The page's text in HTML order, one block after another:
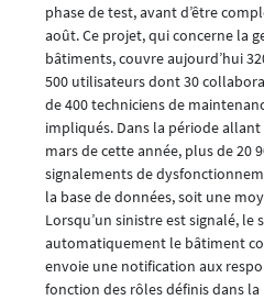
phase de test, avant d’être
août. Ce projet, qui concerne la
bâtiments, couvre aujourd’hui
500 utilisateurs dont 30
de 400 techniciens de
impliqués. Dans la période
mars de cette année, plus de 20
signalements de
la base de données, soit une
Lorsqu’un sinistre est signalé, le
automatiquement le bâtiment
envoie une notification aux
fonction des rôles définis dans la